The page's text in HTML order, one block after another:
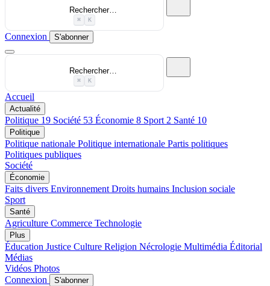
Rechercher…
⌘ K
Connexion S'abonner
Rechercher…
⌘ K
Accueil
Actualité
Politique 19 Société 53 Économie 8 Sport 2 Santé 10
Politique
Politique nationale Politique internationale Partis politiques
Politiques publiques
Société
Économie
Faits divers Environnement Droits humains Inclusion sociale
Sport
Santé
Agriculture Commerce Technologie
Plus
Éducation Justice Culture Religion Nécrologie Multimédia Éditorial
Médias
Vidéos Photos
Connexion
S'abonner